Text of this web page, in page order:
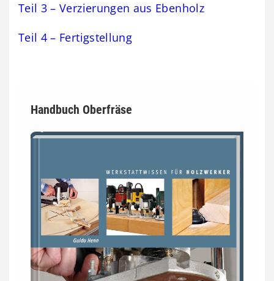
Teil 3 – Verzierungen aus Ebenholz
Teil 4 – Fertigstellung
Handbuch Oberfräse